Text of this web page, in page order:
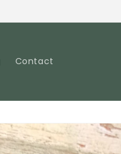
Contact